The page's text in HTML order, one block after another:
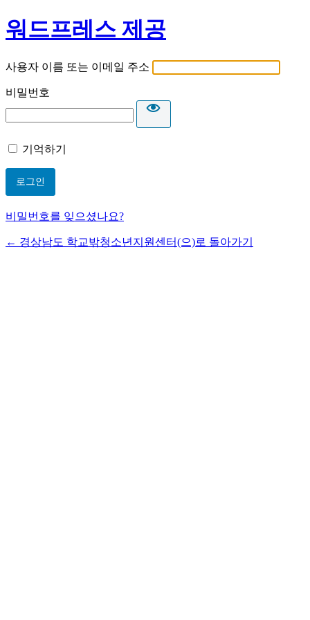
워드프레스 제공
사용자 이름 또는 이메일 주소
비밀번호
기억하기
비밀번호를 잊으셨나요?
← 경상남도 학교밖청소년지원센터(으)로 돌아가기